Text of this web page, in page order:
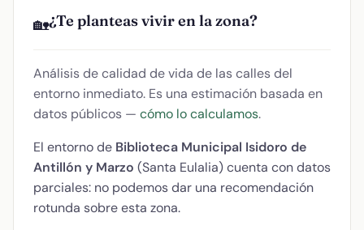
🏡¿Te planteas vivir en la zona?
Análisis de calidad de vida de las calles del
entorno inmediato. Es una estimación basada en
datos públicos — cómo lo calculamos.
El entorno de Biblioteca Municipal Isidoro de
Antillón y Marzo (Santa Eulalia) cuenta con datos
parciales: no podemos dar una recomendación
rotunda sobre esta zona.